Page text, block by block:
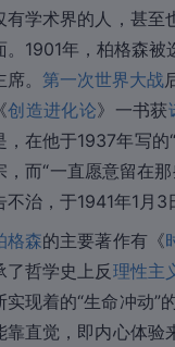
有学术界的人，甚至
。1901年，柏格森
席。 第一次世界大战
《创造进化论》一书获
，在他于1937年写
，而“一直愿意留在
不治，于1941年1月3
格森的主要著作有《
了哲学史上反理性主
实现着的“生命冲动”
靠直觉，即内心体